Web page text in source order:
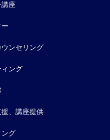
座
ンセリング
ィング
、講座提供
ング